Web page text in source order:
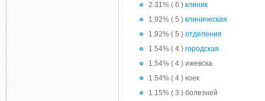
2.31% ( 6 ) клиник
1.92% ( 5 ) клиническая
1.92% ( 5 ) отделения
1.54% ( 4 ) городская
1.54% ( 4 ) ижевска
1.54% ( 4 ) коек
1.15% ( 3 ) болезней